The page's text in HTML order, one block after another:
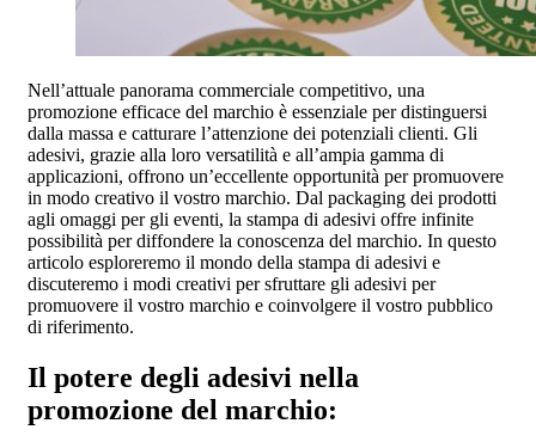
Nell’attuale panorama commerciale competitivo, una
promozione efficace del marchio è essenziale per distinguersi
dalla massa e catturare l’attenzione dei potenziali clienti. Gli
adesivi, grazie alla loro versatilità e all’ampia gamma di
applicazioni, offrono un’eccellente opportunità per promuovere
in modo creativo il vostro marchio. Dal packaging dei prodotti
agli omaggi per gli eventi, la stampa di adesivi offre infinite
possibilità per diffondere la conoscenza del marchio. In questo
articolo esploreremo il mondo della stampa di adesivi e
discuteremo i modi creativi per sfruttare gli adesivi per
promuovere il vostro marchio e coinvolgere il vostro pubblico
di riferimento.
Il potere degli adesivi nella
promozione del marchio: